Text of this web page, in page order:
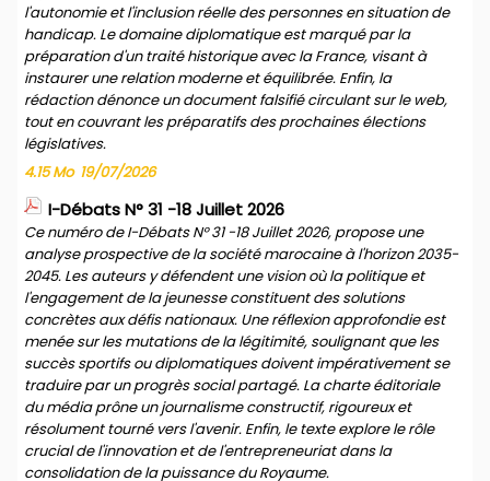
l'autonomie et l'inclusion réelle des personnes en situation de
handicap. Le domaine diplomatique est marqué par la
préparation d'un traité historique avec la France, visant à
instaurer une relation moderne et équilibrée. Enfin, la
rédaction dénonce un document falsifié circulant sur le web,
tout en couvrant les préparatifs des prochaines élections
législatives.
4.15 Mo 19/07/2026
I-Débats N° 31 -18 Juillet 2026
Ce numéro de I-Débats N° 31 -18 Juillet 2026, propose une
analyse prospective de la société marocaine à l'horizon 2035-
2045. Les auteurs y défendent une vision où la politique et
l'engagement de la jeunesse constituent des solutions
concrètes aux défis nationaux. Une réflexion approfondie est
menée sur les mutations de la légitimité, soulignant que les
succès sportifs ou diplomatiques doivent impérativement se
traduire par un progrès social partagé. La charte éditoriale
du média prône un journalisme constructif, rigoureux et
résolument tourné vers l'avenir. Enfin, le texte explore le rôle
crucial de l'innovation et de l'entrepreneuriat dans la
consolidation de la puissance du Royaume.